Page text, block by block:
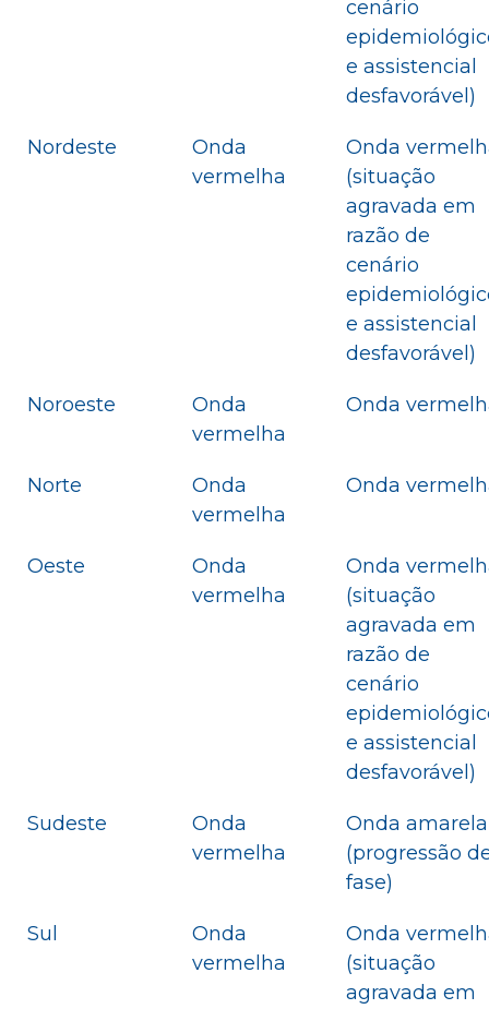
cenário
e assistencial
desfavorável)
Nordeste
Onda
vermelha
Onda
(situação
agravada em
razão de
cenário
e assistencial
desfavorável)
Noroeste
Onda
vermelha
Onda
Norte
Onda
vermelha
Onda
Oeste
Onda
vermelha
Onda
(situação
agravada em
razão de
cenário
e assistencial
desfavorável)
Sudeste
Onda
vermelha
Onda amarela
(progressão
fase)
Sul
Onda
vermelha
Onda
(situação
agravada em